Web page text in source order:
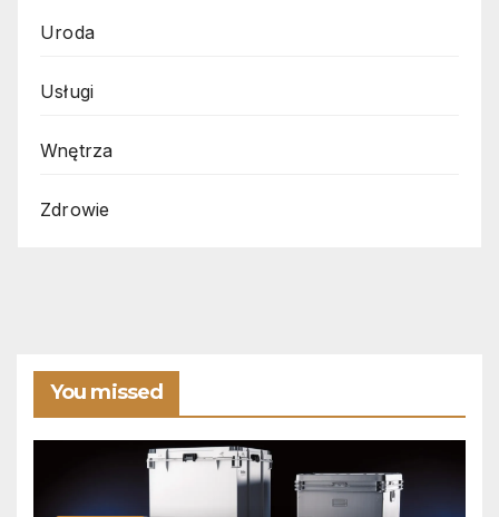
Uroda
Usługi
Wnętrza
Zdrowie
You missed